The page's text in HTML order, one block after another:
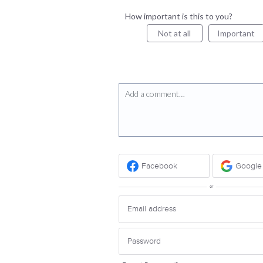
How important is this to you?
Not at all
Important
Add a comment…
Facebook Google
or